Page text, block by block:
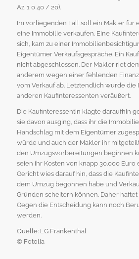
Az. 1 0 40 / 20).
Im vorliegenden Fall soll ein Makler für
eine Immobilie verkaufen. Eine
sich, kam zu einer
Eigentümer Verkaufsgespräche. Ein
nicht abgeschlossen. Der Makler riet
anderem wegen einer fehlenden
vom Verkauf ab. Letztendlich wurde die
anderen Kaufinteressenten veräußert.
Die Kaufinteressentin klagte daraufhin
sie davon ausging, dass ihr die
Handschlag mit dem Eigentümer
würde und auch der Makler ihr
den Umzugsvorbereitungen beginnen
seien ihr Kosten von knapp 30.000 Euro
Gericht wies darauf hin, dass die
dem Umzug begonnen habe und
Gründen scheitern können. Daher
Gegen die Entscheidung kann noch
werden.
Quelle: LG Frankenthal
© Fotolia